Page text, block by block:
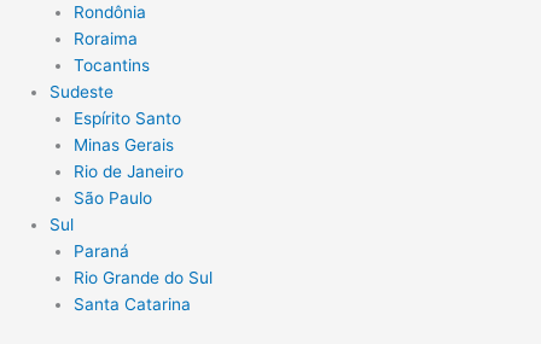
Rondônia
Roraima
Tocantins
Sudeste
Espírito Santo
Minas Gerais
Rio de Janeiro
São Paulo
Sul
Paraná
Rio Grande do Sul
Santa Catarina